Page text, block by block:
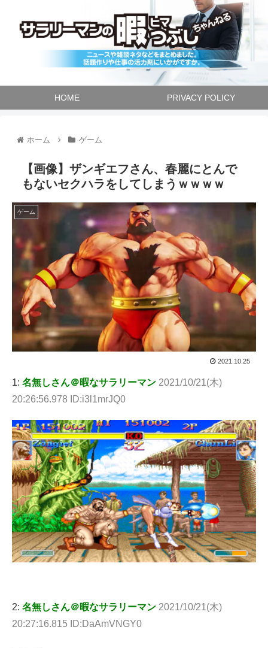
HOME PRIVACY POLICY
ホーム ゲーム
【画像】ザンギエフさん、春麗にとんで
もないセクハラをしてしまうｗｗｗｗ
ゲーム
2021.10.25
1: 名無しさん＠暇なサラリーマン 2021/10/21(木)
20:26:56.978 ID:i3l1mrJQ0
2: 名無しさん＠暇なサラリーマン 2021/10/21(木)
20:27:16.815 ID:DaAmVNGY0